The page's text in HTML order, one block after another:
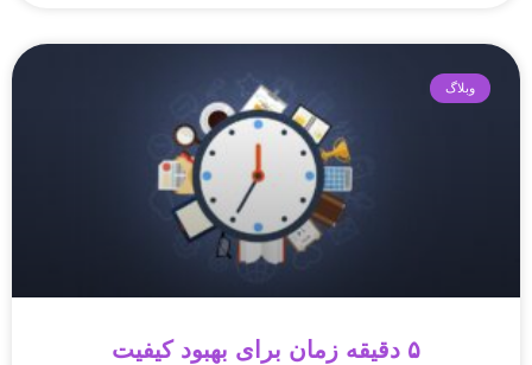
وبلاگ
۵ دقیقه زمان برای بهبود کیفیت